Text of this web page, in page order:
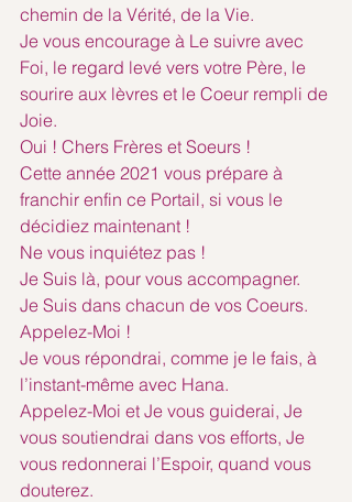
chemin de la Vérité, de la Vie.
Je vous encourage à Le suivre avec
Foi, le regard levé vers votre Père, le
sourire aux lèvres et le Coeur rempli de
Joie.
Oui ! Chers Frères et Soeurs !
Cette année 2021 vous prépare à
franchir enfin ce Portail, si vous le
décidiez maintenant !
Ne vous inquiétez pas !
Je Suis là, pour vous accompagner.
Je Suis dans chacun de vos Coeurs.
Appelez-Moi !
Je vous répondrai, comme je le fais, à
l’instant-même avec Hana.
Appelez-Moi et Je vous guiderai, Je
vous soutiendrai dans vos efforts, Je
vous redonnerai l’Espoir, quand vous
douterez.